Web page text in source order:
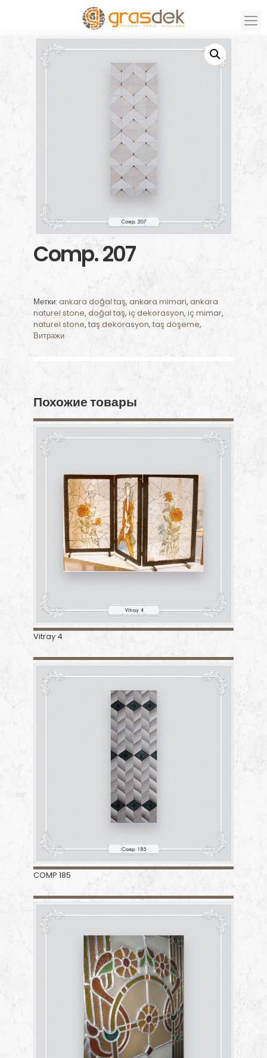
Comp. 207
Метки: ankara doğal taş, ankara mimari, ankara
naturel stone, doğal taş, iç dekorasyon, iç mimar,
naturel stone, taş dekorasyon, taş döşeme,
Витражи
Похожие товары
Vitray 4
COMP 185